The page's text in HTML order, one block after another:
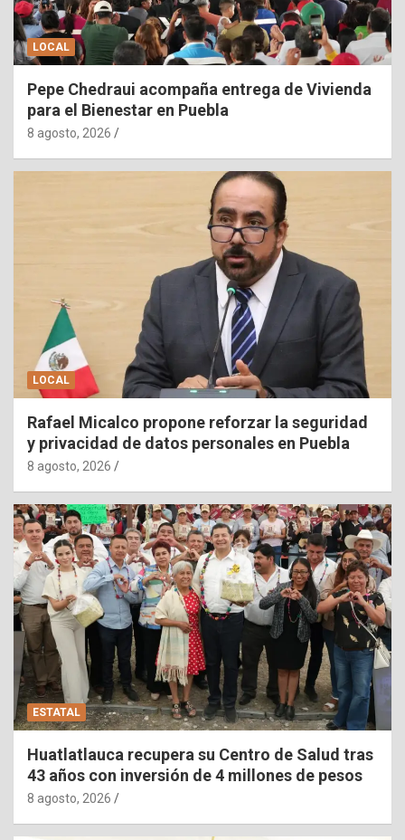
LOCAL
Pepe Chedraui acompaña entrega de Vivienda
para el Bienestar en Puebla
8 agosto, 2026
LOCAL
Rafael Micalco propone reforzar la seguridad
y privacidad de datos personales en Puebla
8 agosto, 2026
ESTATAL
Huatlatlauca recupera su Centro de Salud tras
43 años con inversión de 4 millones de pesos
8 agosto, 2026